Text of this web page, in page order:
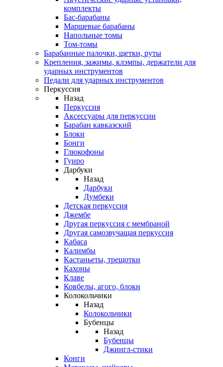
комплекты
Бас-барабаны
Маршевые барабаны
Напольные томы
Том-томы
Барабанные палочки, щетки, руты
Крепления, зажимы, клэмпы, держатели для
ударных инструментов
Педали для ударных инструментов
Перкуссия
Назад
Перкуссия
Аксессуары для перкуссии
Барабан кавказский
Блоки
Бонги
Глюкофоны
Гуиро
Дарбуки
Назад
Дарбуки
Думбеки
Детская перкуссия
Джембе
Другая перкуссия с мембраной
Другая самозвучащая перкуссия
Кабаса
Калимбы
Кастаньеты, трещотки
Кахоны
Клаве
Ковбелы, агого, блоки
Колокольчики
Назад
Колокольчики
Бубенцы
Назад
Бубенцы
Джингл-стики
Конги